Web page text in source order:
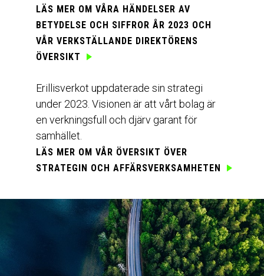
LÄS MER OM VÅRA HÄNDELSER AV
BETYDELSE OCH SIFFROR ÅR 2023 OCH
VÅR VERKSTÄLLANDE DIREKTÖRENS
ÖVERSIKT
Erillisverkot uppdaterade sin strategi
under 2023. Visionen är att vårt bolag är
en verkningsfull och djärv garant för
samhället.
LÄS MER OM VÅR ÖVERSIKT ÖVER
STRATEGIN OCH AFFÄRSVERKSAMHETEN